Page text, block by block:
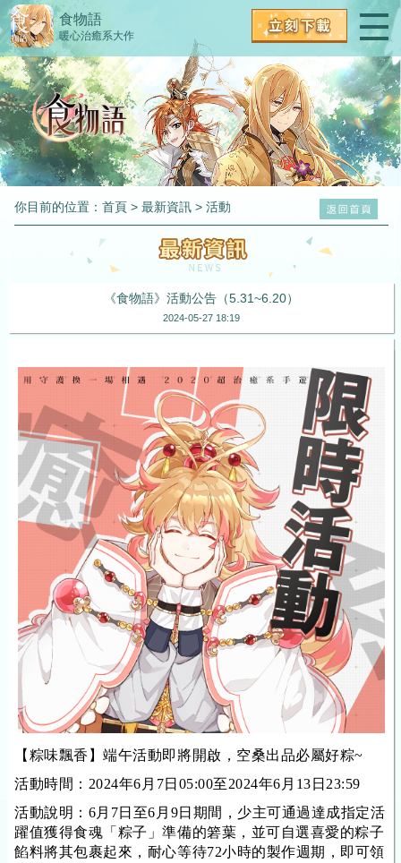
食物語
暖心治癒系大作
你目前的位置：首頁 >最新資訊 >活動
《食物語》活動公告（5.31~6.20）
2024-05-27 18:19
【粽味飄香】端午活動即將開啟，空桑出品必屬好粽~
活動時間：2024年6月7日05:00至2024年6月13日23:59
活動說明：6月 7日至6月 9日期間，少主可通過達成指定活
躍值獲得食魂「粽子」準備的箬葉，並可自選喜愛的粽子
餡料將其包裹起來，耐心等待72小時的製作週期，即可領